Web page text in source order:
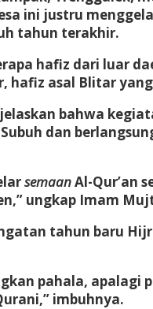
ini justru
tahun terakhir.
hafiz dari luar
, hafiz asal Blitar
bahwa
dan
semaanAl-Qur’an
ungkap Imam
tahun baru
pahala,
imbuhnya.